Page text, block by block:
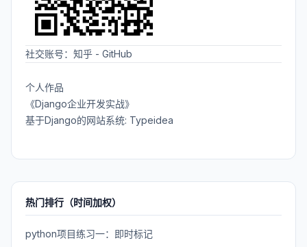
社交账号： 知乎 - GitHub
个人作品
《Django企业开发实战》
基于Django的网站系统: Typeidea
热门排行（时间加权）
python项目练习一：即时标记